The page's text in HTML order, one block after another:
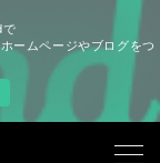
ームページやブログをつ